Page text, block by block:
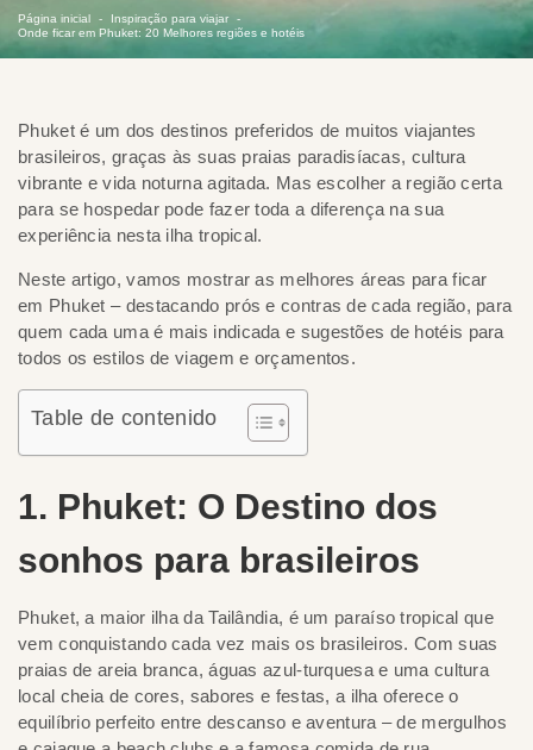
Página inicial
Inspiração para viajar
Onde ficar em Phuket: 20 Melhores regiões e hotéis
Phuket é um dos destinos preferidos de muitos viajantes
brasileiros, graças às suas praias paradisíacas, cultura
vibrante e vida noturna agitada. Mas escolher a região certa
para se hospedar pode fazer toda a diferença na sua
experiência nesta ilha tropical.
Neste artigo, vamos mostrar as melhores áreas para ficar
em Phuket – destacando prós e contras de cada região, para
quem cada uma é mais indicada e sugestões de hotéis para
todos os estilos de viagem e orçamentos.
Table de contenido
1. Phuket: O Destino dos
sonhos para brasileiros
Phuket, a maior ilha da Tailândia, é um paraíso tropical que
vem conquistando cada vez mais os brasileiros. Com suas
praias de areia branca, águas azul-turquesa e uma cultura
local cheia de cores, sabores e festas, a ilha oferece o
equilíbrio perfeito entre descanso e aventura – de mergulhos